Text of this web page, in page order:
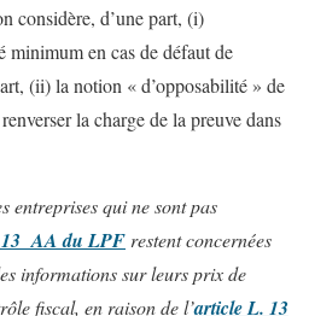
considère, d’une part, (i)
minimum en cas de défaut de
(ii) la notion « d’opposabilité » de
la charge de la preuve dans
entreprises qui ne sont pas
AA du LPFrestent concernées
informations sur leurs prix de
fiscal, en raison de l’article L. 13